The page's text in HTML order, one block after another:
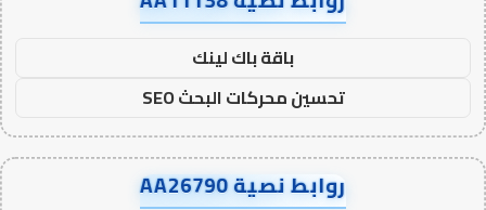
باقة باك لينك
تحسين محركات البحث SEO
روابط نصية AA26790